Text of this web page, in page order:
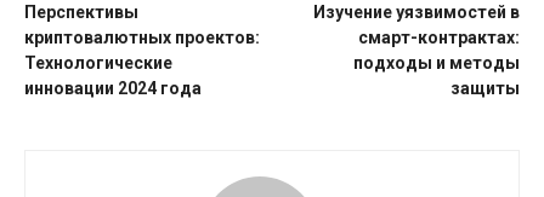
Перспективы
криптовалютных проектов:
Технологические
инновации 2024 года
Изучение уязвимостей в
смарт-контрактах:
подходы и методы
защиты